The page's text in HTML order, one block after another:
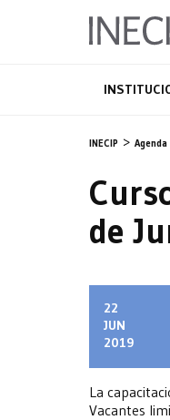
INECIP Agenda
de
22
JUN
2019
La
Vacantes